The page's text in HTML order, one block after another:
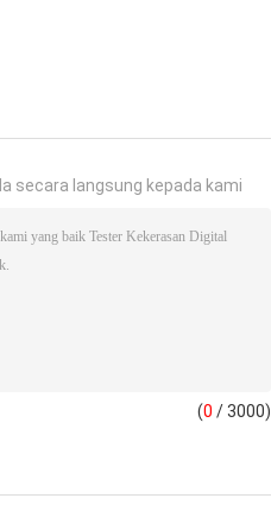
secara langsung kepada kami
(0 / 3000)